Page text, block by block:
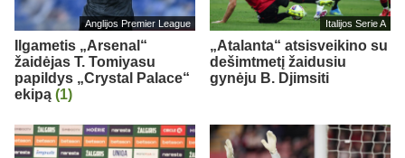
Anglijos Premier League
Ilgametis „Arsenal“
žaidėjas T. Tomiyasu
papildys „Crystal Palace“
ekipą (1)
Italijos Serie A
„Atalanta“ atsisveikino su
dešimtmetį žaidusiu
gynėju B. Djimsiti